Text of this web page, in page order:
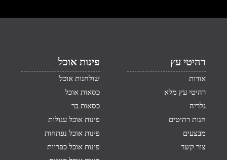
רהיטי עץ
אודות
רהיטי עץ מלא
גלריה
חנות רהיטים
מבצעים
צור קשר
פינות אוכל
שולחנות אוכל
כסאות אוכל
כסאות בר
פינות אוכל עגולות
פינות אוכל נפתחות
פינות אוכל כפריות